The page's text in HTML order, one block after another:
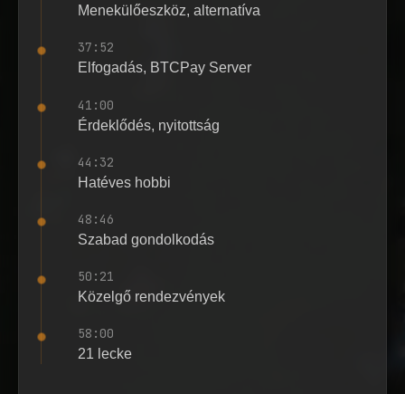
Menekülőeszköz, alternatíva
37:52
Elfogadás, BTCPay Server
41:00
Érdeklődés, nyitottság
44:32
Hatéves hobbi
48:46
Szabad gondolkodás
50:21
Közelgő rendezvények
58:00
21 lecke